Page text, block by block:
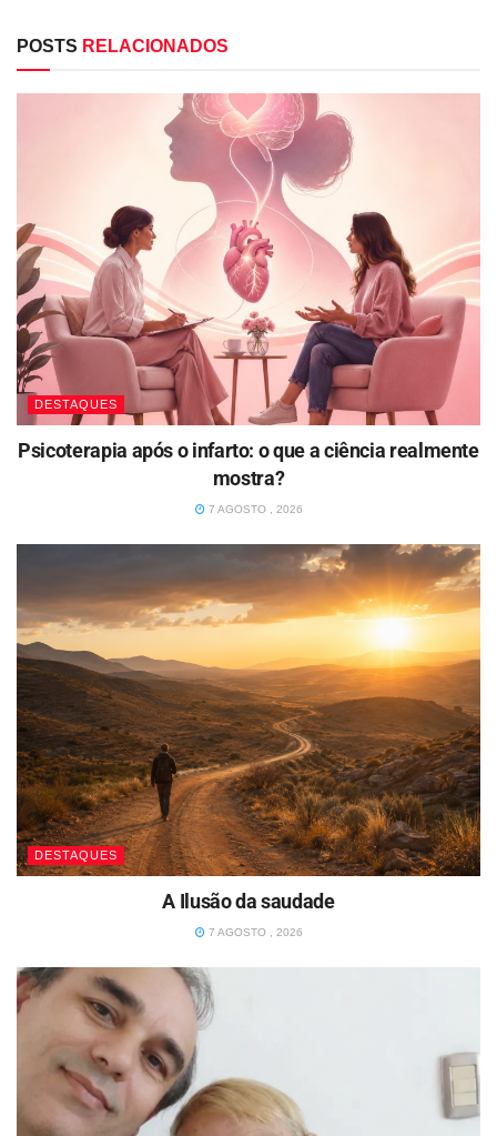
POSTS RELACIONADOS
DESTAQUES
Psicoterapia após o infarto: o que a ciência realmente
mostra?
7 AGOSTO , 2026
DESTAQUES
A Ilusão da saudade
7 AGOSTO , 2026